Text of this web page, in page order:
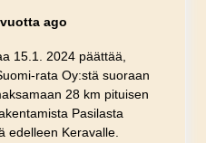
ago
15.1. 2024 päättää,
rata Oy:stä suoraan
28 km pituisen
Pasilasta
edelleen Keravalle.